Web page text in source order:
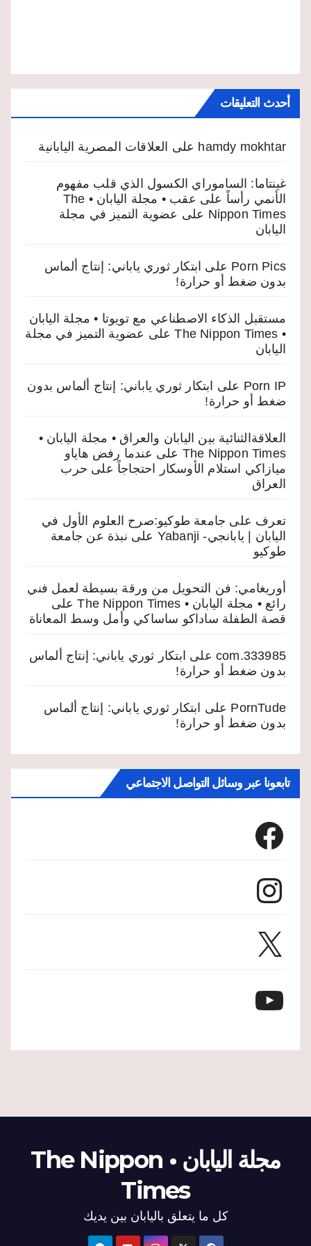
أحدث التعليقات
hamdy mokhtar على العلاقات المصرية اليابانية
غينتاما: الساموراي الكسول الذي قلب مفهوم
الأنمي رأساً على عقب • مجلة اليابان • The
Nippon Times على عضوية التميز في مجلة
اليابان
Porn Pics على ابتكار ثوري ياباني: إنتاج ألماس
بدون ضغط أو حرارة!
مستقبل الذكاء الاصطناعي مع تويوتا • مجلة اليابان
• The Nippon Times
على عضوية التميز في مجلة
اليابان
Porn IP على
ابتكار ثوري ياباني: إنتاج ألماس بدون
ضغط أو حرارة!
العلاقةالثنائية بين اليابان والعراق • مجلة اليابان •
The Nippon Times على عندما رفض هاياو
ميازاكي استلام الأوسكار احتجاجاً على حرب
العراق
تعرف على جامعة طوكيو:صرح العلوم الأول في
اليابان | يابانجي- Yabanji
على نبذة عن جامعة
طوكيو
أوريغامي: فن التحويل من ورقة بسيطة لعمل فني
رائع • مجلة اليابان • The Nippon Times
على
قصة الطفلة ساداكو ساساكي وأمل وسط المعاناة
333985.com على ابتكار ثوري ياباني: إنتاج ألماس
بدون ضغط أو حرارة!
PornTude على
ابتكار ثوري ياباني: إنتاج ألماس
بدون ضغط أو حرارة!
تابعونا عبر وسائل التواصل الاجتماعي
Facebook
Instagram
X
YouTube
مجلة اليابان • The Nippon
Times
كل ما يتعلق باليابان بين يديك